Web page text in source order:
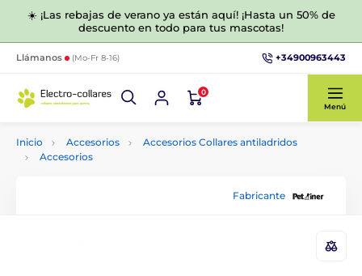
☀️ ¡Las rebajas de verano ya están aquí! ¡Hasta un 50% de
descuento en todo para tus mascotas!
Llámanos (Mo-Fr 8-16) +34900963443
0
Menú
Inicio Accesorios
Accesorios Collares antiladridos
Accesorios
Fabricante